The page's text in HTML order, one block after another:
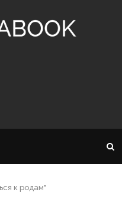
к родам"